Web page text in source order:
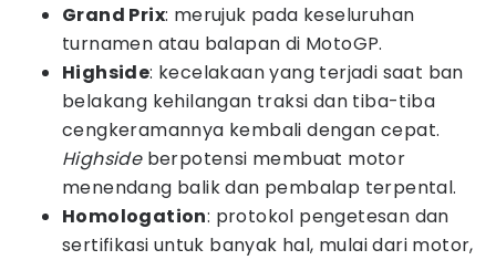
Grand Prix: merujuk pada keseluruhan
turnamen atau balapan di MotoGP.
Highside: kecelakaan yang terjadi saat ban
belakang kehilangan traksi dan tiba-tiba
cengkeramannya kembali dengan cepat.
Highsideberpotensi membuat motor
menendang balik dan pembalap terpental.
Homologation: protokol pengetesan dan
sertifikasi untuk banyak hal, mulai dari motor,